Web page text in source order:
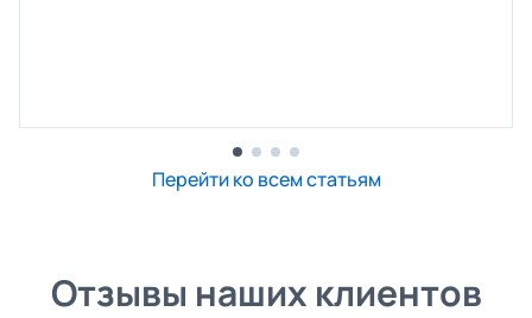
Перейти ко всем статьям
Отзывы наших клиентов